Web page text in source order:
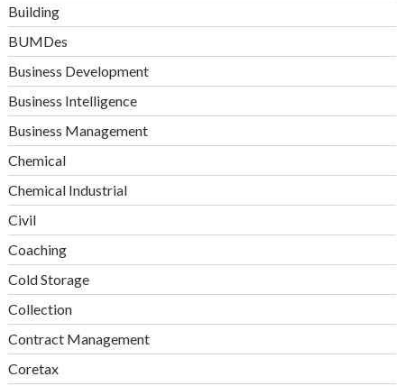
Building
BUMDes
Business Development
Business Intelligence
Business Management
Chemical
Chemical Industrial
Civil
Coaching
Cold Storage
Collection
Contract Management
Coretax